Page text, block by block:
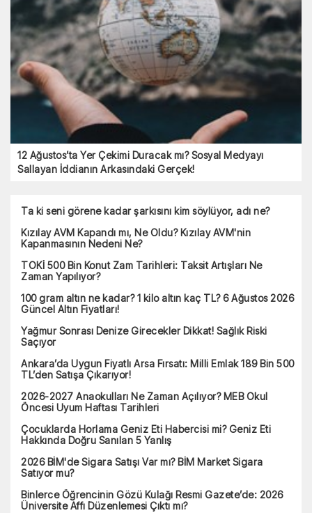
12 Ağustos’ta Yer Çekimi Duracak mı? Sosyal Medyayı
Sallayan İddianın Arkasındaki Gerçek!
Ta ki seni görene kadar şarkısını kim söylüyor, adı ne?
Kızılay AVM Kapandı mı, Ne Oldu? Kızılay AVM'nin
Kapanmasının Nedeni Ne?
TOKİ 500 Bin Konut Zam Tarihleri: Taksit Artışları Ne
Zaman Yapılıyor?
100 gram altın ne kadar? 1 kilo altın kaç TL? 6 Ağustos 2026
Güncel Altın Fiyatları!
Yağmur Sonrası Denize Girecekler Dikkat! Sağlık Riski
Saçıyor
Ankara’da Uygun Fiyatlı Arsa Fırsatı: Milli Emlak 189 Bin 500
TL’den Satışa Çıkarıyor!
2026-2027 Anaokulları Ne Zaman Açılıyor? MEB Okul
Öncesi Uyum Haftası Tarihleri
Çocuklarda Horlama Geniz Eti Habercisi mi? Geniz Eti
Hakkında Doğru Sanılan 5 Yanlış
2026 BİM'de Sigara Satışı Var mı? BİM Market Sigara
Satıyor mu?
Binlerce Öğrencinin Gözü Kulağı Resmi Gazete’de: 2026
Üniversite Affı Düzenlemesi Çıktı mı?